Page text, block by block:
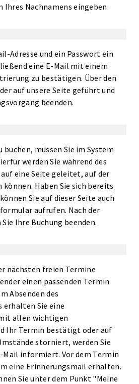
Ihres Nachnamens eingeben.
Adresse und ein Passwort ein
eine E-Mail mit einem
zu bestätigen. Über den
auf unsere Seite geführt und
beenden.
buchen, müssen Sie im System
werden Sie während des
eine Seite geleitet, auf der
Haben Sie sich bereits
Sie auf dieser Seite auch
aufrufen. Nach der
Ihre Buchung beenden.
nächsten freien Termine
einen passenden Termin
Absenden des
erhalten Sie eine
allen wichtigen
Ihr Termin bestätigt oder auf
storniert, werden Sie
Mail informiert. Vor dem Termin
eine Erinnerungsmail erhalten.
Sie unter dem Punkt "Meine